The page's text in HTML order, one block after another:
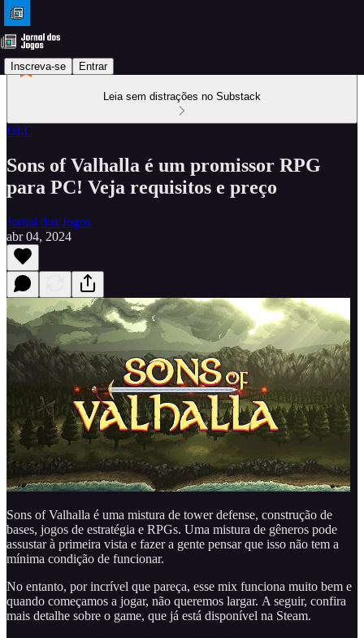
Inscreva-se Entrar
Leia sem distrações no Substack
DLC
Sons of Valhalla é um promissor RPG
para PC! Veja requisitos e preço
Jornal dos Jogos
abr 04, 2024
Sons of Valhalla é uma mistura de tower defense, construção de
bases, jogos de estratégia e RPGs. Uma mistura de gêneros pode
assustar à primeira vista e fazer a gente pensar que isso não tem a
mínima condição de funcionar.
No entanto, por incrível que pareça, esse mix funciona muito bem e
quando começamos a jogar, não queremos largar. A seguir, confira
mais detalhe sobre o game, que já está disponível na Steam.